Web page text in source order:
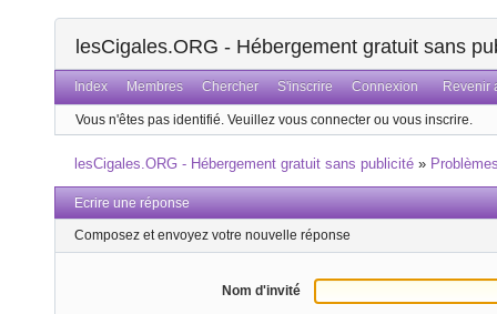
lesCigales.ORG - Hébergement gratuit sans
Index Membres Chercher S'inscrire Connexion Revenir
Vous n'êtes pas identifié. Veuillez vous connecter ou vous inscrire.
lesCigales.ORG - Hébergement gratuit sans publicité »
Ecrire une réponse
Composez et envoyez votre nouvelle réponse
Nom d'invité